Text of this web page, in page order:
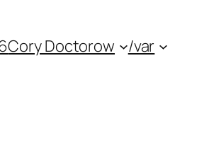
Cory Doctorow /var